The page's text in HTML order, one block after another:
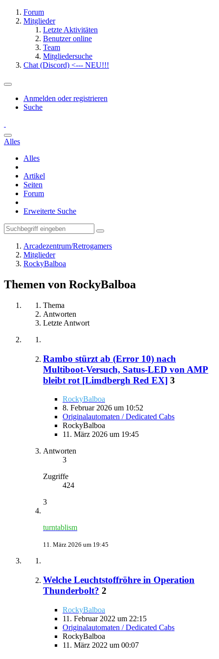
Forum
Mitglieder
Letzte Aktivitäten
Benutzer online
Team
Mitgliedersuche
Chat (Discord) <--- NEU!!!
Anmelden oder registrieren
Suche
Alles
Alles
Artikel
Seiten
Forum
Erweiterte Suche
Arcadezentrum/Retrogamers
Mitglieder
RockyBalboa
Themen von RockyBalboa
Thema
Antworten
Letzte Antwort
Rambo stürzt ab (Error 10) nach
Multiboot-Versuch, Satus-LED von AMP
bleibt rot [Limdbergh Red EX] 3
RockyBalboa
8. Februar 2026 um 10:52
Originalautomaten / Dedicated Cabs
RockyBalboa
11. März 2026 um 19:45
Antworten
3
Zugriffe
424
3
turntablism
11. März 2026 um 19:45
Welche Leuchtstoffröhre in Operation
Thunderbolt? 2
RockyBalboa
11. Februar 2022 um 22:15
Originalautomaten / Dedicated Cabs
RockyBalboa
11. März 2022 um 00:07